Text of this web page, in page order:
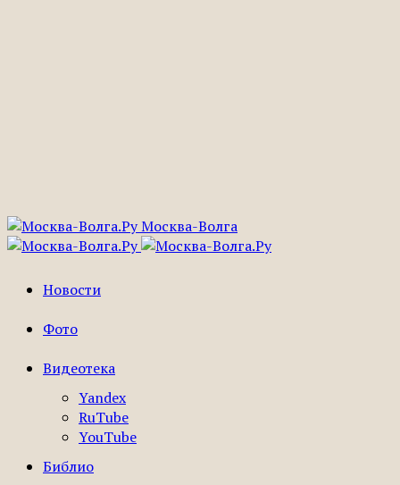
Москва-Волга
Новости
Фото
Видеотека
Yandex
RuTube
YouTube
Библио